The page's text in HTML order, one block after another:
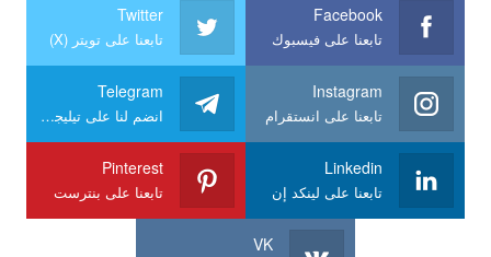
Facebook
تابعنا على فيسبوك
Twitter
تابعنا على تويتر (X)
Instagram
تابعنا على انستقرام
Telegram
انضم لنا على تيليجرام
Linkedin
تابعنا على لينكد إن
Pinterest
تابعنا على بنترست
VK